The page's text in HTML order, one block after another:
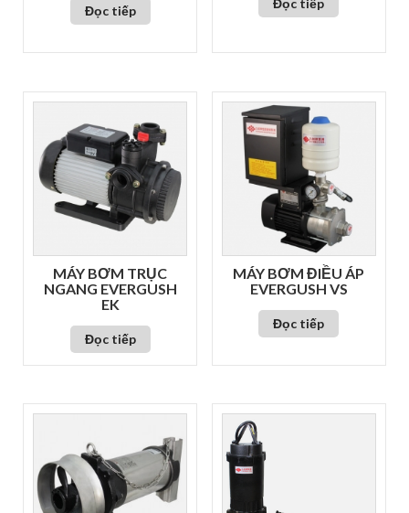
Đọc tiếp Đọc tiếp
MÁY BƠM TRỤC
NGANG EVERGUSH
EK
Đọc tiếp
MÁY BƠM ĐIỀU ÁP
EVERGUSH VS
Đọc tiếp